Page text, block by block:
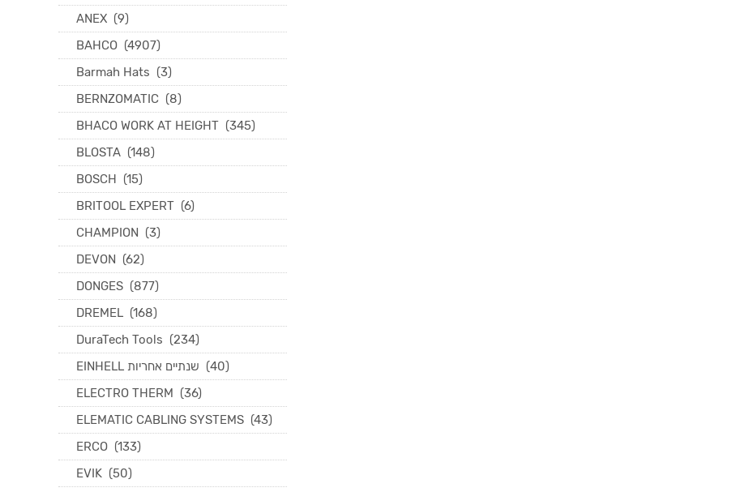
ANEX (9)
BAHCO (4907)
Barmah Hats (3)
BERNZOMATIC (8)
BHACO WORK AT HEIGHT (345)
BLOSTA (148)
BOSCH (15)
BRITOOL EXPERT (6)
CHAMPION (3)
DEVON (62)
DONGES (877)
DREMEL (168)
DuraTech Tools (234)
EINHELL שנתיים אחריות (40)
ELECTRO THERM (36)
ELEMATIC CABLING SYSTEMS (43)
ERCO (133)
EVIK (50)